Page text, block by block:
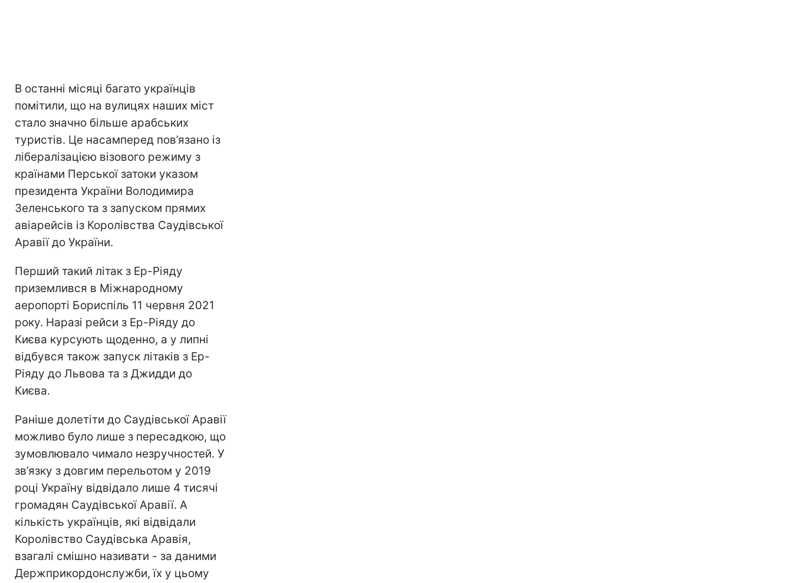
В останні місяці багато українців
помітили, що на вулицях наших міст
стало значно більше арабських
туристів. Це насамперед пов’язано із
лібералізацією візового режиму з
країнами Перської затоки указом
президента України Володимира
Зеленського та з запуском прямих
авіарейсів із Королівства Саудівської
Аравії до України.
Перший такий літак з Ер-Ріяду
приземлився в Міжнародному
аеропорті Бориспіль 11 червня 2021
року. Наразі рейси з Ер-Ріяду до
Києва курсують щоденно, а у липні
відбувся також запуск літаків з Ер-
Ріяду до Львова та з Джидди до
Києва.
Раніше долетіти до Саудівської Аравії
можливо було лише з пересадкою, що
зумовлювало чимало незручностей. У
зв’язку з довгим перельотом у 2019
році Україну відвідало лише 4 тисячі
громадян Саудівської Аравії. А
кількість українців, які відвідали
Королівство Саудівська Аравія,
взагалі смішно називати - за даними
Держприкордонслужби, їх у цьому